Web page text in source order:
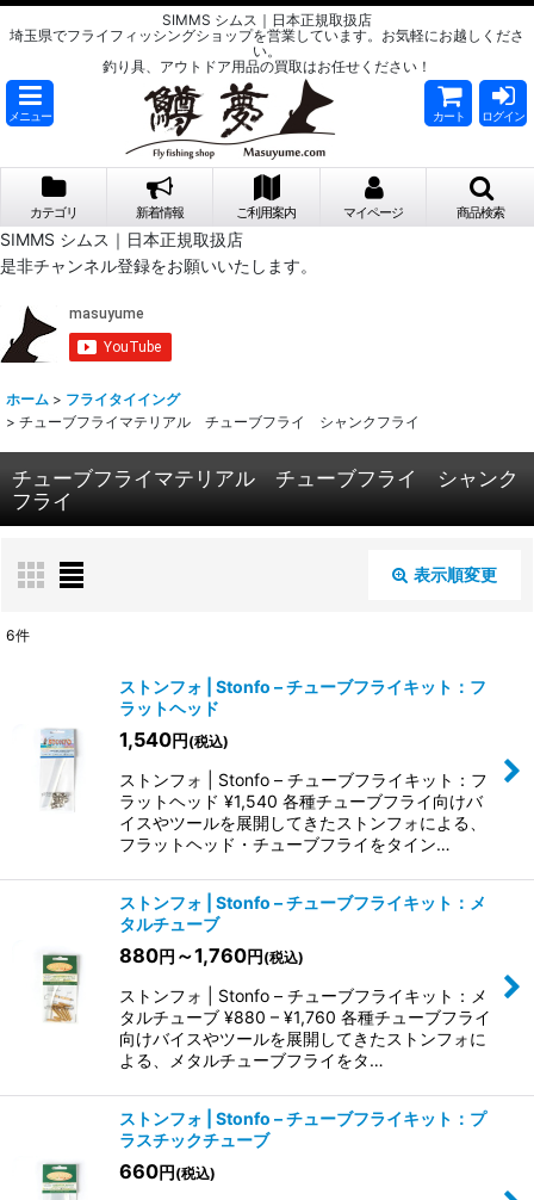
SIMMS シムス｜日本正規取扱店
埼玉県でフライフィッシングショップを営業しています。お気軽にお越しくださ
い。
釣り具、アウトドア用品の買取はお任せください！
メニュー カート ログイン
カテゴリ 新着情報 ご利用案内 マイページ 商品検索
SIMMS シムス｜日本正規取扱店
是非チャンネル登録をお願いいたします。
ホーム > フライタイイング
> チューブフライマテリアル チューブフライ シャンクフライ
チューブフライマテリアル チューブフライ シャンク
フライ
表示順変更
並び順
絞り込む
6件
ストンフォ | Stonfo – チューブフライキット：フ
ラットヘッド
1,540円 (税込)
ストンフォ | Stonfo – チューブフライキット：フ
ラットヘッド ¥1,540 各種チューブフライ向けバ
イスやツールを展開してきたストンフォによる、
フラットヘッド・チューブフライをタイン…
ストンフォ | Stonfo – チューブフライキット：メ
タルチューブ
880円 ～1,760円 (税込)
ストンフォ | Stonfo – チューブフライキット：メ
タルチューブ ¥880 – ¥1,760 各種チューブフライ
向けバイスやツールを展開してきたストンフォに
よる、メタルチューブフライをタ…
ストンフォ | Stonfo – チューブフライキット：プ
ラスチックチューブ
660円 (税込)